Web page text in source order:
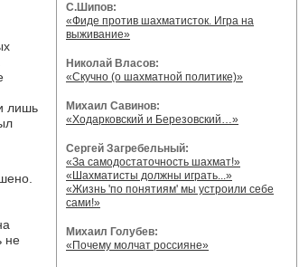
лишь
не
С.Шипов:
«Фиде против шахматисток. Игра на
выживание»
Николай Власов:
«Скучно (о шахматной политике)»
Михаил Савинов:
«Ходарковский и Березовский…»
Сергей Загребельный:
«За самодостаточность шахмат!»
«Шахматисты должны играть...»
«Жизнь 'по понятиям' мы устроили себе
сами!»
Михаил Голубев:
«Почему молчат россияне»